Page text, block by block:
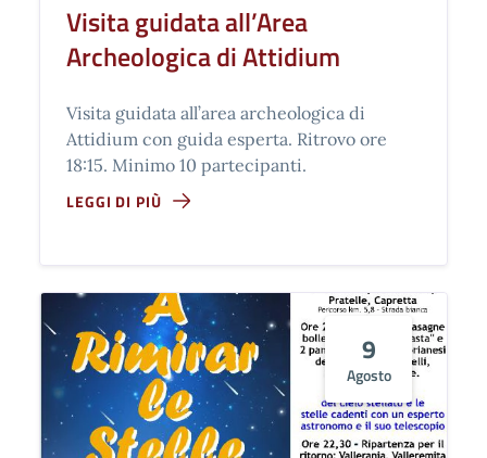
Visita guidata all’Area
Archeologica di Attidium
Visita guidata all’area archeologica di
Attidium con guida esperta. Ritrovo ore
18:15. Minimo 10 partecipanti.
LEGGI DI PIÙ
9
Agosto